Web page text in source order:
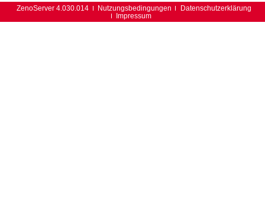
ZenoServer 4.030.014 Nutzungsbedingungen
Datenschutzerklärung
Impressum